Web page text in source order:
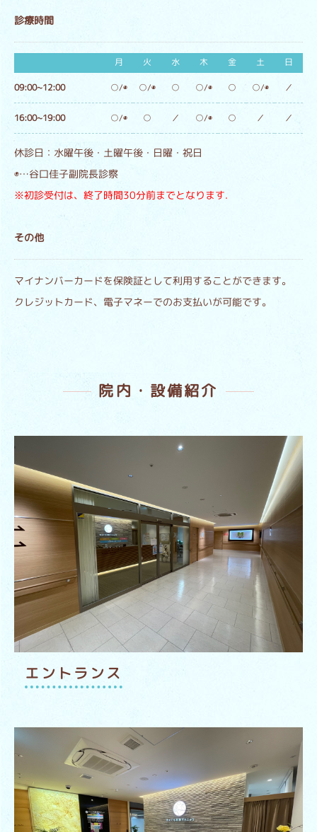
診療時間
月 火 水 木 金 土 日
09:00~12:00 ○/◉ ○/◉ ○ ○/◉ ○ ○/◉ ／
16:00~19:00 ○/◉ ○ ／ ○/◉ ○ ／ ／
休診日：水曜午後・土曜午後・日曜・祝日
◉…谷口佳子副院長診察
※初診受付は、終了時間30分前までとなります.
その他
マイナンバーカードを保険証として利用することができます。
クレジットカード、電子マネーでのお支払いが可能です。
院内・設備紹介
エントランス